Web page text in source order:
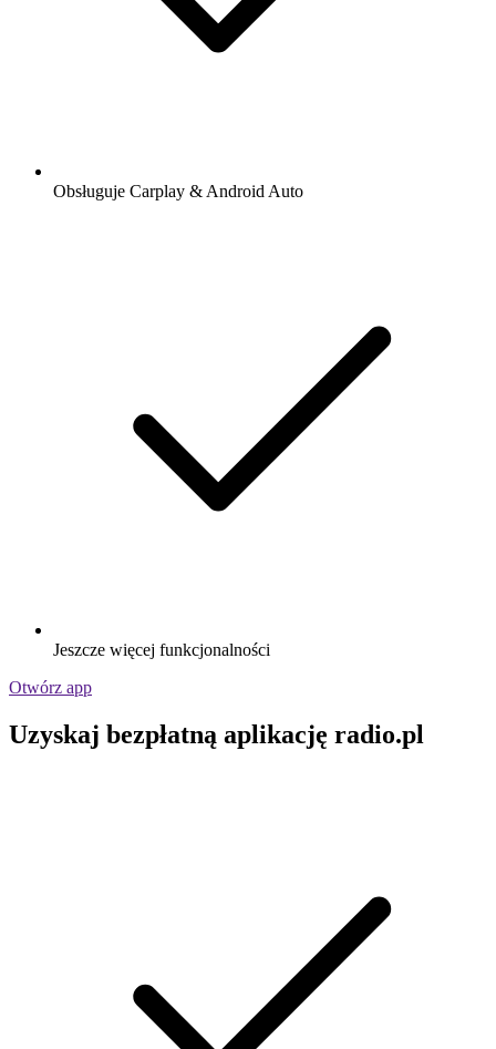
Obsługuje Carplay & Android Auto
Jeszcze więcej funkcjonalności
Otwórz app
Uzyskaj bezpłatną aplikację radio.pl